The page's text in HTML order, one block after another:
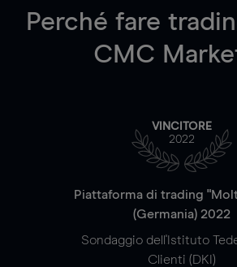
Perché fare
CMC
VINCITORE
2022
Piattaforma di trading
(Germania) 2022
Sondaggio dell'Istituto
Clienti (DKI)